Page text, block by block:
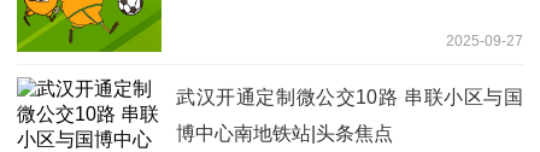
2025-09-27
武汉开通定制微公交10路 串联小区与国
博中心南地铁站|头条焦点